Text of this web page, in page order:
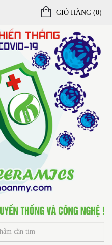
GIỎ HÀNG (0)